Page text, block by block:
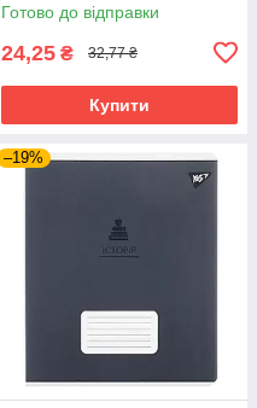
Готово до відправки
24,25 ₴ 32,77 ₴
Купити
–19%